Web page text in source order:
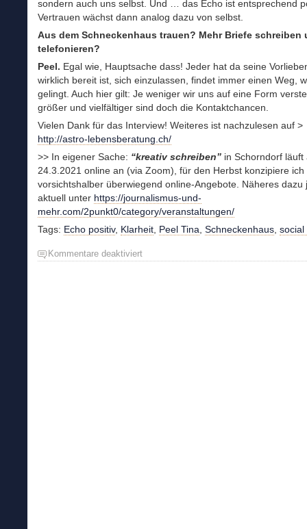
sondern auch uns selbst. Und … das Echo ist entsprechend
Vertrauen wächst dann analog dazu von selbst.
Aus dem Schneckenhaus trauen? Mehr Briefe schreiben
telefonieren?
Peel. Egal wie, Hauptsache dass! Jeder hat da seine
wirklich bereit ist, sich einzulassen, findet immer einen Weg,
gelingt. Auch hier gilt: Je weniger wir uns auf eine Form
größer und vielfältiger sind doch die Kontaktchancen.
Vielen Dank für das Interview! Weiteres ist nachzulesen auf >
http://astro-lebensberatung.ch/
>> In eigener Sache: “kreativ schreiben” in Schorndorf läuft
24.3.2021 online an (via Zoom), für den Herbst konzipiere ich
vorsichtshalber überwiegend online-Angebote. Näheres dazu
aktuell unter https://journalismus-und-
mehr.com/2punkt0/category/veranstaltungen/
Tags: Echo positiv, Klarheit Peel Tina Schneckenhaus social
Kommentare deaktiviertfür